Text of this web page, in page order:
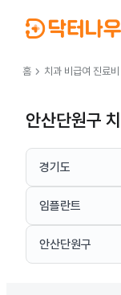
홈 chevron_right 치과 비급여 진료비
안산단원구
경기도
임플란트
안산단원구